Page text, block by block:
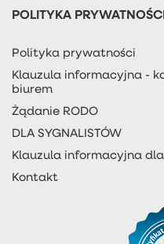
POLITYKA
Polityka prywatności
Klauzula informacyjna -
biurem
Żądanie RODO
DLA SYGNALISTÓW
Klauzula informacyjna
Kontakt